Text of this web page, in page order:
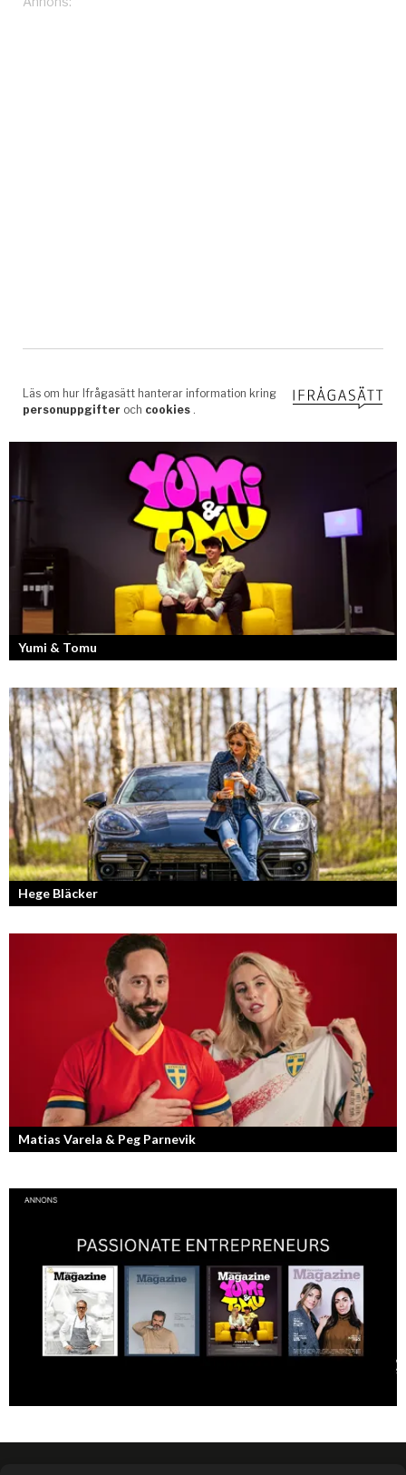
Yumi & Tomu
Läs mer om deras liv som YouTubers och Entreprenörer
Hege Bläcker
Bilfantast, influencer och en av Lidköpings mest framgångsrika
Matias Varela & Peg Parnevik
Här i Sverige så finns det en bred mix av olika nationaliteter från hela